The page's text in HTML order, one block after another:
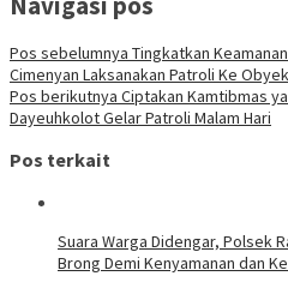
Pos sebelumnya Tingkatkan
Cimenyan Laksanakan Patroli Ke
Pos berikutnya Ciptakan Kamtibmas
Dayeuhkolot Gelar Patroli Malam Hari
Pos terkait
Suara Warga Didengar, Polsek
Brong Demi Kenyamanan dan